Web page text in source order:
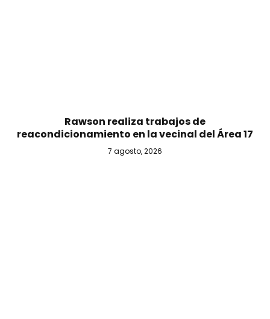
Rawson realiza trabajos de
reacondicionamiento en la vecinal del Área 17
7 agosto, 2026